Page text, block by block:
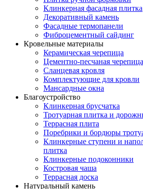
Клинкерная фасадная плитка
Декоративный камень
Фасадные термопанели
Фиброцементный сайдинг
Кровельные материалы
Керамическая черепица
Цементно-песчаная черепица
Сланцевая кровля
Комплектующие для кровли
Мансардные окна
Благоустройство
Клинкерная брусчатка
Тротуарная плитка и
Террасная плита
Поребрики и бордюры
Клинкерные ступени и
плитка
Клинкерные подоконники
Костровая чаша
Террасная доска
Натуральный камень